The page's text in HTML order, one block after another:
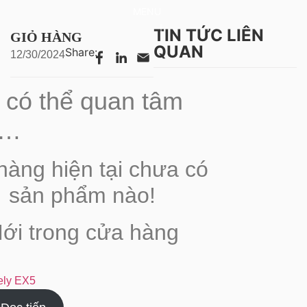
GIỎ HÀNG
12/30/2024Share:
thể quan tâm
hiện tại chưa có
sản phẩm nào!
trong cửa hàng
EX5
TIN TỨC LIÊN
QUAN